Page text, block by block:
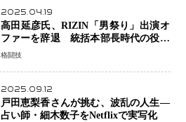
2025.04.19
高田延彦氏、RIZIN「男祭り」出演オ
ファーを辞退 統括本部長時代の役目
「すでに終えています」と明言
格闘技
2025.09.12
戸田恵梨香さんが挑む、波乱の人生―
占い師・細木数子をNetflixで実写化